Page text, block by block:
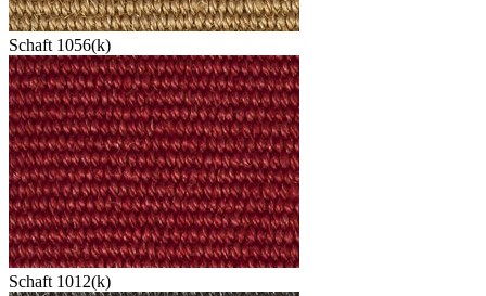
Schaft 1056(k)
Schaft 1012(k)